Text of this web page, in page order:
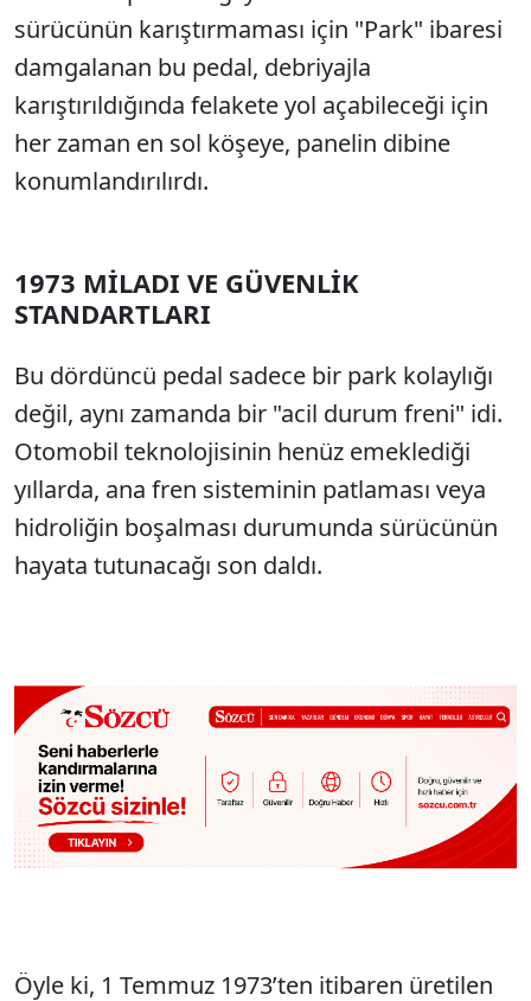
sürücünün karıştırmaması için "Park" ibaresi
damgalanan bu pedal, debriyajla
karıştırıldığında felakete yol açabileceği için
her zaman en sol köşeye, panelin dibine
konumlandırılırdı.
1973 MİLADI VE GÜVENLİK
STANDARTLARI
Bu dördüncü pedal sadece bir park kolaylığı
değil, aynı zamanda bir "acil durum freni" idi.
Otomobil teknolojisinin henüz emeklediği
yıllarda, ana fren sisteminin patlaması veya
hidroliğin boşalması durumunda sürücünün
hayata tutunacağı son daldı.
Öyle ki, 1 Temmuz 1973’ten itibaren üretilen